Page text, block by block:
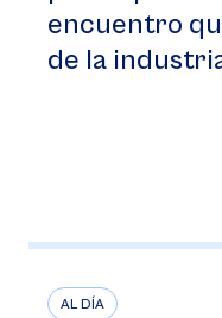
encuentro
de la
AL DÍA